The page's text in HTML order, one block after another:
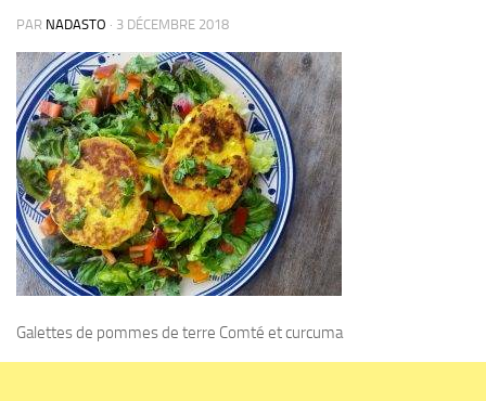
PAR NADASTO · 3 DÉCEMBRE 2018
Galettes de pommes de terre Comté et curcuma